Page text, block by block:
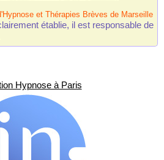
et Thérapies Brèves de Marseille
établie, il est responsable de
Hypnose à Paris